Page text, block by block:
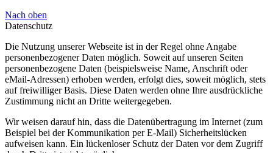
Nach oben
Datenschutz
Die Nutzung unserer Webseite ist in der Regel ohne Angabe
personenbezogener Daten möglich. Soweit auf unseren Seiten
personenbezogene Daten (beispielsweise Name, Anschrift oder
eMail-Adressen) erhoben werden, erfolgt dies, soweit möglich, stets
auf freiwilliger Basis. Diese Daten werden ohne Ihre ausdrückliche
Zustimmung nicht an Dritte weitergegeben.
Wir weisen darauf hin, dass die Datenübertragung im Internet (zum
Beispiel bei der Kommunikation per E-Mail) Sicherheitslücken
aufweisen kann. Ein lückenloser Schutz der Daten vor dem Zugriff